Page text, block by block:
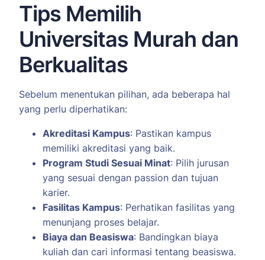
Tips Memilih
Universitas Murah dan
Berkualitas
Sebelum menentukan pilihan, ada beberapa hal
yang perlu diperhatikan:
Akreditasi Kampus: Pastikan kampus
memiliki akreditasi yang baik.
Program Studi Sesuai Minat: Pilih jurusan
yang sesuai dengan passion dan tujuan
karier.
Fasilitas Kampus: Perhatikan fasilitas yang
menunjang proses belajar.
Biaya dan Beasiswa: Bandingkan biaya
kuliah dan cari informasi tentang beasiswa.